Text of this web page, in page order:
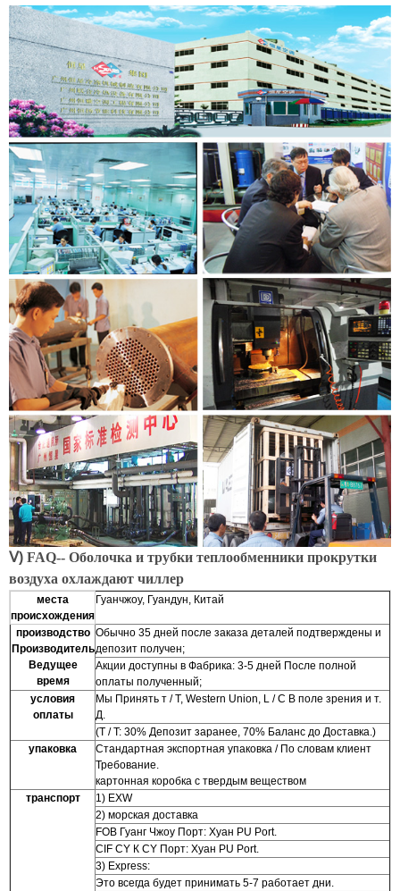
Ⅴ) FAQ-- Оболочка и трубки теплообменники прокрутки
воздуха охлаждают чиллер
места
происхождения
Гуанчжоу, Гуандун, Китай
производство
Производитель
Ведущее
время
Обычно 35 дней после заказа деталей подтверждены и
депозит получен;
Акции доступны в Фабрика: 3-5 дней После полной
оплаты полученный;
условия
оплаты
Мы Принять т / T, Western Union, L / C В поле зрения и т.
Д.
(T / T: 30% Депозит заранее, 70% Баланс до Доставка.)
упаковка
Стандартная экспортная упаковка / По словам клиент
Требование.
картонная коробка с твердым веществом
транспорт
1) EXW
2) морская доставка
FOB Гуанг Чжоу Порт: Хуан PU Port.
CIF CY К CY Порт: Хуан PU Port.
3) Express:
Это всегда будет принимать 5-7 работает дни.